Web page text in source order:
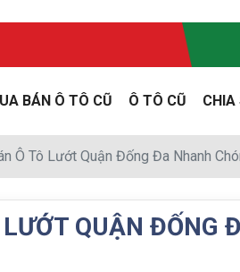
BÁN Ô TÔ CŨ Ô TÔ CŨ CHIA
Ô Tô Lướt Quận Đống Đa Nhanh
QUẬN ĐỐNG